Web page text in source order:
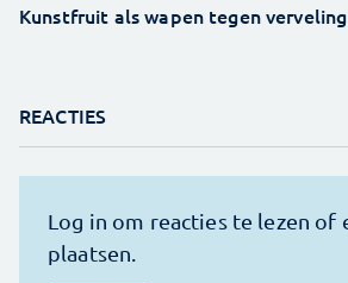
Kunstfruit als wapen tegen verveling
REACTIES